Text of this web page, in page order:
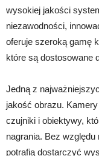
wysokiej jakości
niezawodności,
oferuje szeroką gamę
które są dostosowane
Jedną z
jakość obrazu.
czujniki i obiektywy,
nagrania. Bez
potrafią dostarczyć